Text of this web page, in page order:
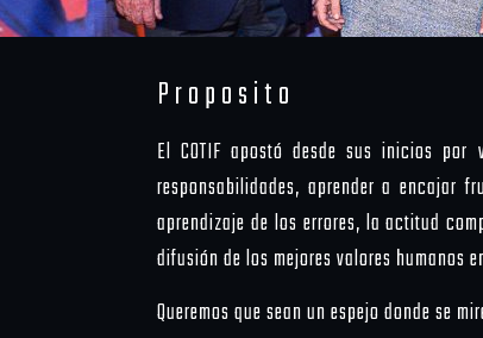
Proposito
El COTIF apostó desde sus inicios
responsabilidades, aprender a encajar
aprendizaje de los errores, la actitud
difusión de los mejores valores humanos
Queremos que sean un espejo donde se